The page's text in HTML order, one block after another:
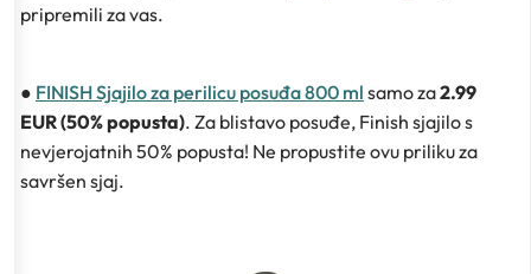
pripremili za vas.
● FINISH Sjajilo za perilicu posuđa 800 ml samo za2.99
EUR (50% popusta). Za blistavo posuđe, Finish sjajilo s
nevjerojatnih 50% popusta! Ne propustite ovu priliku za
savršen sjaj.